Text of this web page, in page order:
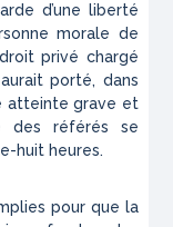
d’une liberté
morale de
privé chargé
porté, dans
atteinte grave et
des référés se
huit heures.
pour que la